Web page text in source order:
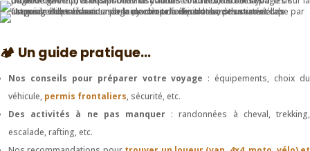
🏕️ Un guide pratique...
Nos conseils pour préparer votre voyage : équipements, choix du
véhicule, permis frontaliers, sécurité, etc.
Des activités à ne pas manquer : randonnées à cheval, trekking,
escalade, rafting, etc.